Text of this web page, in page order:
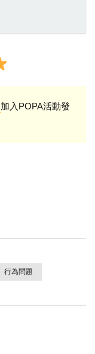
加入POPA活動發
行為問題